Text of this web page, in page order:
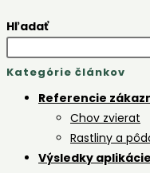
Hľadať
Kategórie článkov
Referencie
Chov zvierat
Rastliny a
Výsledky